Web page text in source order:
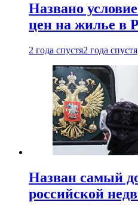
Названо
цен на жилье в
2 года спустя2 года спустя
Назван самый
российской